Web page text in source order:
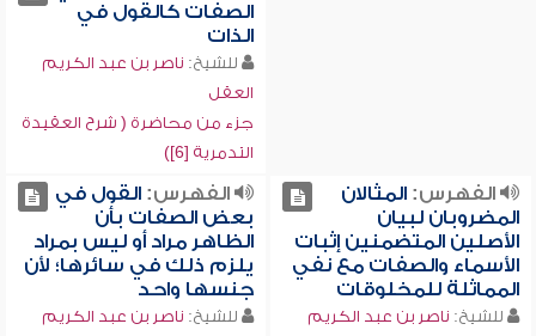
الصفات كالقول في
الذات
للشيخ: ناصر بن عبد الكريم
العقل
جزء من محاضرة ( شرح العقيدة
التدمرية [6])
الفهرس:المثالان
المضروبان لبيان
الأصلين المتضمنين إثبات
الأسماء والصفات مع نفي
المماثلة للمخلوقات
للشيخ: ناصر بن عبد الكريم
الفهرس:القول في
بعض الصفات بأن
الظاهر مراد أو ليس بمراد
يلزم ذلك في سائرها؛ لأن
جنسها واحد
للشيخ: ناصر بن عبد الكريم